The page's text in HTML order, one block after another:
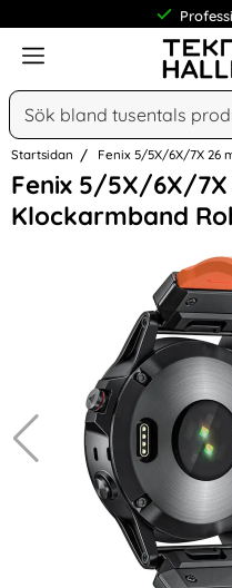
Meny
Sök
Startsidan Fenix 5/5X/6X/7X 26
Fenix 5/5X/6X/7X
Klockarmband
Hoppa
över
Bilder